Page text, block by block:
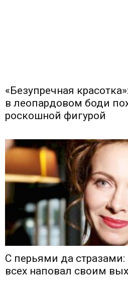
«Безупречная
в леопардовом боди
роскошной фигурой
С перьями да стразами:
всех наповал своим